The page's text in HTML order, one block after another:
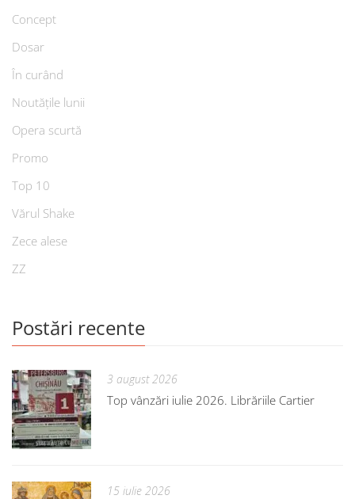
Concept
Dosar
În curând
Noutățile lunii
Opera scurtă
Promo
Top 10
Vărul Shake
Zece alese
ZZ
Postări recente
3 august 2026
Top vânzări iulie 2026. Librăriile Cartier
15 iulie 2026